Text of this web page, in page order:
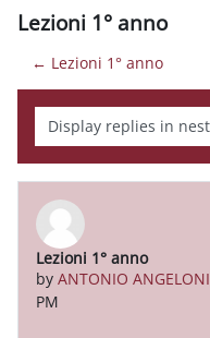
Lezioni 1° anno
← Lezioni 1° anno
Display mode
Lezioni 1° anno
by ANTONIO ANGELONI
PM
Number of replies: 0